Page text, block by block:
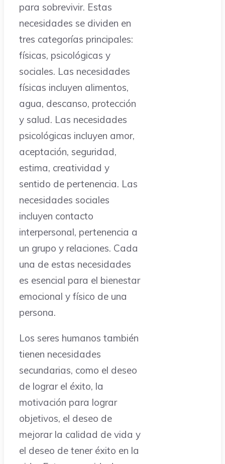
para sobrevivir. Estas
necesidades se dividen en
tres categorías principales:
físicas, psicológicas y
sociales. Las necesidades
físicas incluyen alimentos,
agua, descanso, protección
y salud. Las necesidades
psicológicas incluyen amor,
aceptación, seguridad,
estima, creatividad y
sentido de pertenencia. Las
necesidades sociales
incluyen contacto
interpersonal, pertenencia a
un grupo y relaciones. Cada
una de estas necesidades
es esencial para el bienestar
emocional y físico de una
persona.
Los seres humanos también
tienen necesidades
secundarias, como el deseo
de lograr el éxito, la
motivación para lograr
objetivos, el deseo de
mejorar la calidad de vida y
el deseo de tener éxito en la